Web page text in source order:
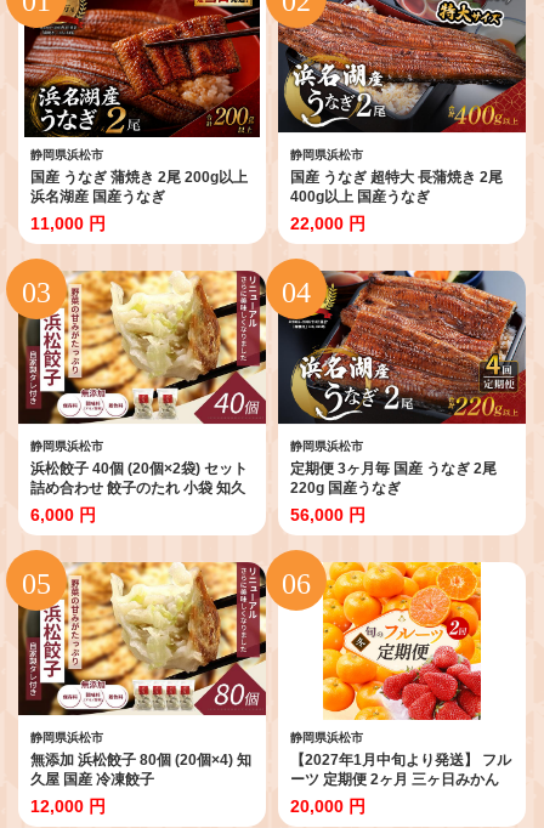
静岡県浜松市
国産 うなぎ 蒲焼き 2尾 200g以上
浜名湖産 国産うなぎ
11,000 円
静岡県浜松市
国産 うなぎ 超特大 長蒲焼き 2尾
400g以上 国産うなぎ
22,000 円
静岡県浜松市
浜松餃子 40個 (20個×2袋) セット
詰め合わせ 餃子のたれ 小袋 知久
屋 国産 ぎょうざ 餃子 ギョーザ 冷
凍餃子 冷凍ギョーザ 工場直送 ヘ
ルシー あっさり 惣菜 中華 点心 静
岡 静岡県 浜松市 【配送不可：離
島】
6,000 円
静岡県浜松市
定期便 3ヶ月毎 国産 うなぎ 2尾
220g 国産うなぎ
56,000 円
静岡県浜松市
無添加 浜松餃子 80個 (20個×4) 知
久屋 国産 冷凍餃子
12,000 円
静岡県浜松市
【2027年1月中旬より発送】 フル
ーツ 定期便 2ヶ月 三ヶ日みかん
紅ほっぺ フルーツ定期便 青島み
かん みかん いちご 果物 旬のフル
20,000 円